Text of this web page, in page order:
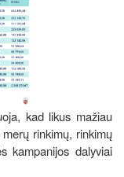
kad likus mažiau
rinkimų, rinkimų
kampanijos dalyviai